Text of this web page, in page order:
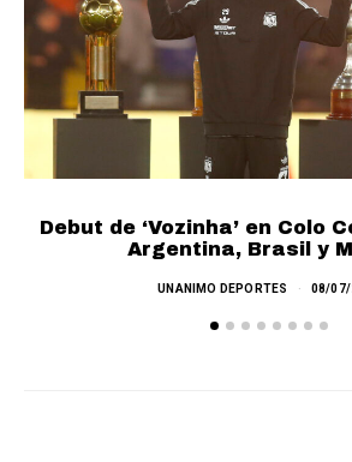
Debut de ‘Vozinha’ en Colo
Argentina, Brasil y
UNANIMO DEPORTES 08/07/